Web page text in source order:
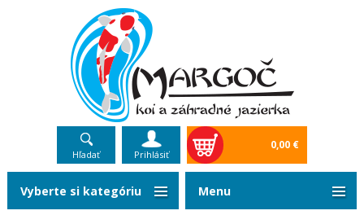
Hľadať Prihlásiť
0,00 €
Vyberte si kategóriu Menu